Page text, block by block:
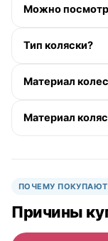
Можно
Тип коляски?
Материал
Материал
ПОЧЕМУ ПОКУПАЮТ
Причины